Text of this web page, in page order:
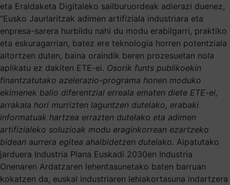
eta Eraldaketa Digitaleko sailburuordeak adierazi duenez,
“Eusko Jaurlaritzak adimen artifiziala industriara eta
enpresa-sarera hurbildu nahi du modu erabilgarri, praktiko
eta eskuragarrian, batez ere teknologia horren potentziala
aitortzen duten, baina oraindik beren prozesuetan nola
aplikatu ez dakiten ETE-ei. Osorik funts publikoekin
finantzatutako azelerazio-programa honen moduko
ekimenek balio diferentzial erreala ematen diete ETE-ei,
arrakala hori murrizten laguntzen dutelako, erabaki
informatuak hartzea errazten dutelako eta adimen
artifizialeko soluzioak modu eraginkorrean ezartzeko
bidean aurrera egitea ahalbidetzen dutelako. Aipatutako
jarduera Industria Plana Euskadi 2030en Industria
Onenaren Ardatzaren lehentasunetako baten barruan
kokatzen da, euskal industriaren lehiakortasuna indartzera